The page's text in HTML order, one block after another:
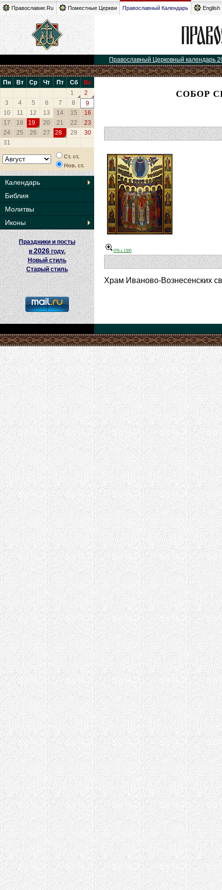
Православие.Ru Поместные Церкви Православный Календарь English
Православный Церковный календарь
Пн Вт Ср Чт Пт Сб
Вс
1
2
3
4 5 6 7 8
9
10
11 12 13 14 15
16
17
18 19 20 21 22
23
24
25 26 27 28 29
30
31
Ст. ст.
Нов. ст.
Календарь
Библия
Молитвы
Иконы
Праздники и посты
в2026 году.
Новый стиль
Старый стиль
СОБОР
976 x 1200
Храм Иваново-Вознесенских